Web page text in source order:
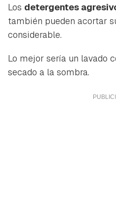
INICIAR SESIÓN
Los detergentes
también pueden acortar
considerable.
Lo mejor sería un lavado
secado a la sombra.